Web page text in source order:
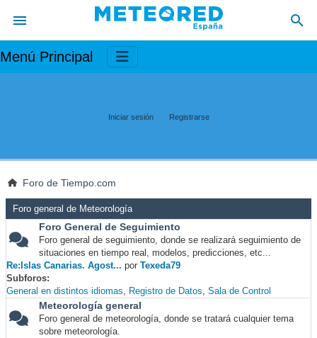
Menú Principal
Iniciar sesión Registrarse
Foro de Tiempo.com
Foro general de Meteorología
Foro General de Seguimiento
Foro general de seguimiento, donde se realizará seguimiento de
situaciones en tiempo real, modelos, predicciones, etc...
Re:Islas Canarias. Agost... por Texeda79
Subforos
General en distintos idiomas
Registro de Datos Sala de Control
Meteorología general
Foro general de meteorología, donde se tratará cualquier tema
sobre meteorología.